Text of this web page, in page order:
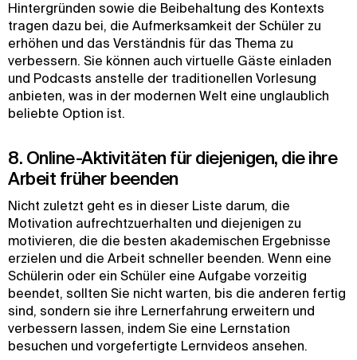
Hintergründen sowie die Beibehaltung des Kontexts
tragen dazu bei, die Aufmerksamkeit der Schüler zu
erhöhen und das Verständnis für das Thema zu
verbessern. Sie können auch virtuelle Gäste einladen
und Podcasts anstelle der traditionellen Vorlesung
anbieten, was in der modernen Welt eine unglaublich
beliebte Option ist.
8. Online-Aktivitäten für diejenigen, die ihre
Arbeit früher beenden
Nicht zuletzt geht es in dieser Liste darum, die
Motivation aufrechtzuerhalten und diejenigen zu
motivieren, die die besten akademischen Ergebnisse
erzielen und die Arbeit schneller beenden. Wenn eine
Schülerin oder ein Schüler eine Aufgabe vorzeitig
beendet, sollten Sie nicht warten, bis die anderen fertig
sind, sondern sie ihre Lernerfahrung erweitern und
verbessern lassen, indem Sie eine Lernstation
besuchen und vorgefertigte Lernvideos ansehen.